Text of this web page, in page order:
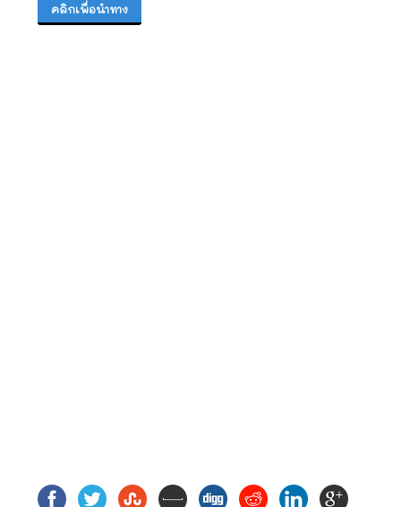
คลิกเพื่อนำทาง